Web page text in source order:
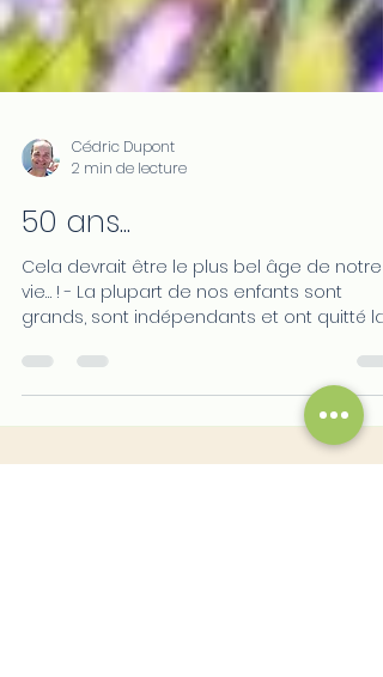
Cédric Dupont
50 ans...
vie… ! - La plupart de nos enfants sont
grands, sont indépendants et ont quitté la
maison. -...